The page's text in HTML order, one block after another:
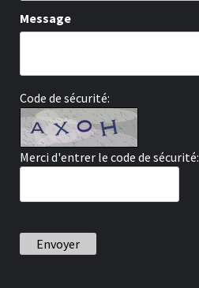
Message
Code de sécurité:
Merci d'entrer le code de sécurité:
Envoyer